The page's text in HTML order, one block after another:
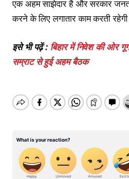
एक अहम साझेदार है और सरकार
करने के लिए लगातार काम करती
इसे भी पढ़ें : बिहार में निवेश की ओर
सम्राट से हुई अहम बैठक